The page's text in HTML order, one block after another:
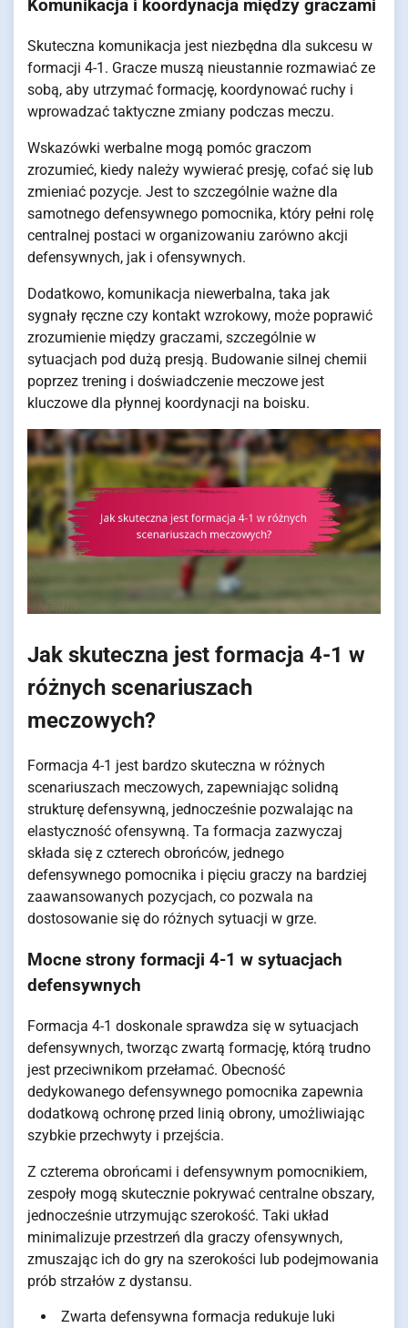
Komunikacja i koordynacja między graczami
Skuteczna komunikacja jest niezbędna dla sukcesu w
formacji 4-1. Gracze muszą nieustannie rozmawiać ze
sobą, aby utrzymać formację, koordynować ruchy i
wprowadzać taktyczne zmiany podczas meczu.
Wskazówki werbalne mogą pomóc graczom
zrozumieć, kiedy należy wywierać presję, cofać się lub
zmieniać pozycje. Jest to szczególnie ważne dla
samotnego defensywnego pomocnika, który pełni rolę
centralnej postaci w organizowaniu zarówno akcji
defensywnych, jak i ofensywnych.
Dodatkowo, komunikacja niewerbalna, taka jak
sygnały ręczne czy kontakt wzrokowy, może poprawić
zrozumienie między graczami, szczególnie w
sytuacjach pod dużą presją. Budowanie silnej chemii
poprzez trening i doświadczenie meczowe jest
kluczowe dla płynnej koordynacji na boisku.
Jak skuteczna jest formacja 4-1 w
różnych scenariuszach
meczowych?
Formacja 4-1 jest bardzo skuteczna w różnych
scenariuszach meczowych, zapewniając solidną
strukturę defensywną, jednocześnie pozwalając na
elastyczność ofensywną. Ta formacja zazwyczaj
składa się z czterech obrońców, jednego
defensywnego pomocnika i pięciu graczy na bardziej
zaawansowanych pozycjach, co pozwala na
dostosowanie się do różnych sytuacji w grze.
Mocne strony formacji 4-1 w sytuacjach
defensywnych
Formacja 4-1 doskonale sprawdza się w sytuacjach
defensywnych, tworząc zwartą formację, którą trudno
jest przeciwnikom przełamać. Obecność
dedykowanego defensywnego pomocnika zapewnia
dodatkową ochronę przed linią obrony, umożliwiając
szybkie przechwyty i przejścia.
Z czterema obrońcami i defensywnym pomocnikiem,
zespoły mogą skutecznie pokrywać centralne obszary,
jednocześnie utrzymując szerokość. Taki układ
minimalizuje przestrzeń dla graczy ofensywnych,
zmuszając ich do gry na szerokości lub podejmowania
prób strzałów z dystansu.
Zwarta defensywna formacja redukuje luki